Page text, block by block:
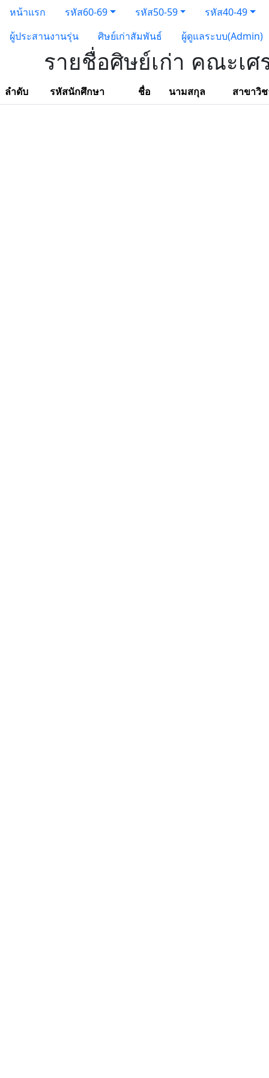
หน้าแรก รหัส60-69 รหัส50-59
รหัส40-49
ผู้ประสานงานรุ่น
ศิษย์เก่าสัมพันธ์ ผู้ดูแลระบบ(Admin)
รายชื่อศิษย์เก่า คณะเ
ลำดับ รหัสนักศึกษา ชื่อ นามสกุล สาขาวิ